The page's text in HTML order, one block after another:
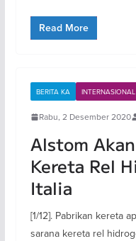
Read More
BERITA KA INTERNASIONAL
Rabu, 2 Desember 2020
Alstom
Kereta Rel
Italia
[1/12]. Pabrikan kereta
sarana kereta rel